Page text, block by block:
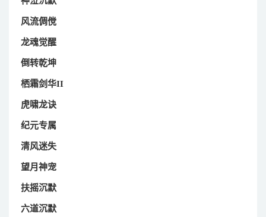
风流倜傥
龙魂觉醒
倒转乾坤
栖霜剑华II
虎啸龙诀
纪元专属
清风迷失
望月神宠
扶摇沉默
六道沉默